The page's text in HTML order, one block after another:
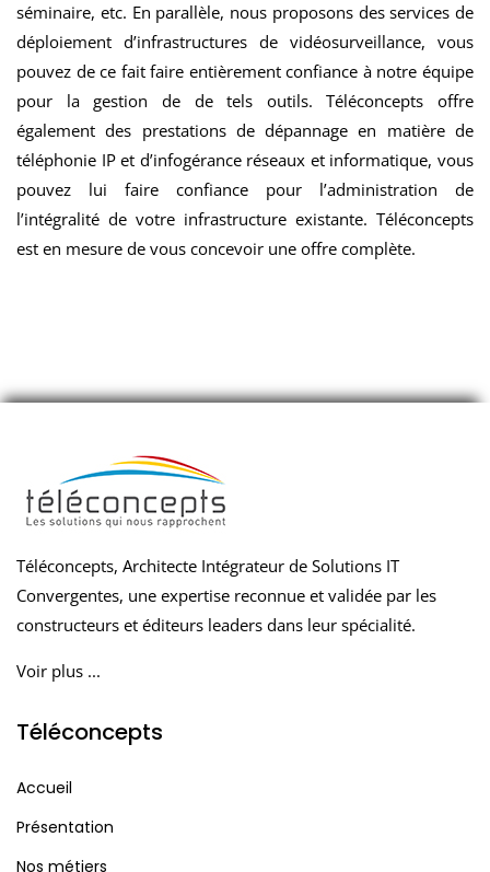
séminaire, etc. En parallèle, nous proposons des services de
déploiement d’infrastructures de vidéosurveillance, vous
pouvez de ce fait faire entièrement confiance à notre équipe
pour la gestion de de tels outils. Téléconcepts offre
également des prestations de dépannage en matière de
téléphonie IP et d’infogérance réseaux et informatique, vous
pouvez lui faire confiance pour l’administration de
l’intégralité de votre infrastructure existante. Téléconcepts
est en mesure de vous concevoir une offre complète.
Téléconcepts, Architecte Intégrateur de Solutions IT
Convergentes, une expertise reconnue et validée par les
constructeurs et éditeurs leaders dans leur spécialité.
Voir plus ...
Téléconcepts
Accueil
Présentation
Nos métiers